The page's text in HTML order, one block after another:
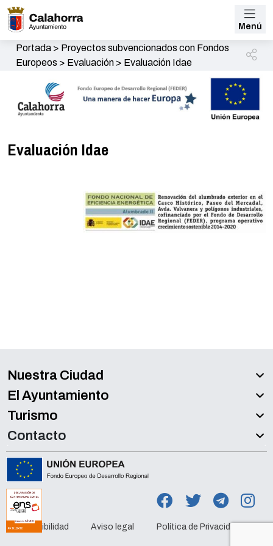
Menú
Portada> Proyectos subvencionados con Fondos
Europeos > Evaluación> Evaluación Idae
Evaluación Idae
Nuestra Ciudad
El Ayuntamiento
Turismo
Contacto
Accesibilidad Aviso legal Política de Privacidad